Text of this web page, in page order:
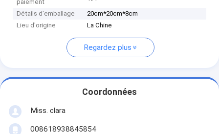
paiement
Détails d'emballage
20cm*20cm*8cm
Lieu d'origine
La Chine
Regardez plus
Coordonnées
Miss. clara
008618938845854